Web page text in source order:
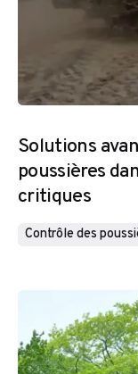
Solutions
poussières
critiques
Contrôle des